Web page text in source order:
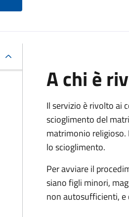
A chi è
Il servizio è rivolto ai
scioglimento del
matrimonio
lo scioglimento.
Per avviare il
siano figli minori,
non autosufficienti,